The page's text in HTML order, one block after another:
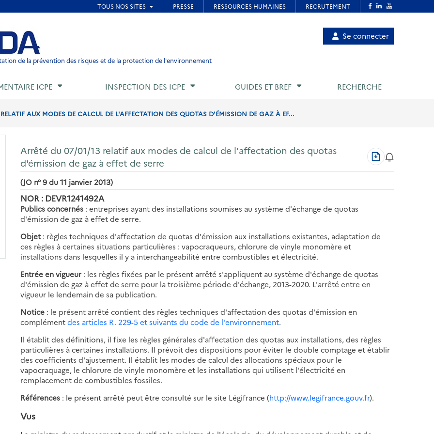
de page
de la prévention des risques et de la protection de l'environnement
Menu
utilisateur
Se connecter
ICPE INSPECTION DES ICPE GUIDES ET BREF RECHERCHE
AUX MODES DE CALCUL DE L'AFFECTATION DES QUOTAS D'ÉMISSION DE GAZ À EF...
Arrêté du 07/01/13 relatif aux modes de calcul de l'affectation des quotas
d'émission de gaz à effet de serre
Télécharger
au
format
(JO n° 9 du 11 janvier 2013)
NOR : DEVR1241492A
Publics concernés : entreprises ayant des installations soumises au système d'échange de quotas
d'émission de gaz à effet de serre.
Objet: règles techniques d'affectation de quotas d'émission aux installations existantes, adaptation de
ces règles à certaines situations particulières : vapocraqueurs, chlorure de vinyle monomère et
installations dans lesquelles il y a interchangeabilité entre combustibles et électricité.
Entrée en vigueur : les règles fixées par le présent arrêté s'appliquent au système d'échange de quotas
d'émission de gaz à effet de serre pour la troisième période d'échange, 2013-2020. L'arrêté entre en
vigueur le lendemain de sa publication.
Notice : le présent arrêté contient des règles techniques d'affectation des quotas d'émission en
complémentdes articles R. 229-5 et suivants du code de l'environnement.
Il établit des définitions, il fixe les règles générales d'affectation des quotas aux installations, des règles
particulières à certaines installations. Il prévoit des dispositions pour éviter le double comptage et établir
des coefficients d'ajustement. Il établit les modes de calcul des allocations spéciaux pour le
vapocraquage, le chlorure de vinyle monomère et les installations qui utilisent l'électricité en
remplacement de combustibles fossiles.
Références : le présent arrêté peut être consulté sur le site Légifrance (http://www.legifrance.gouv.fr).
Vus